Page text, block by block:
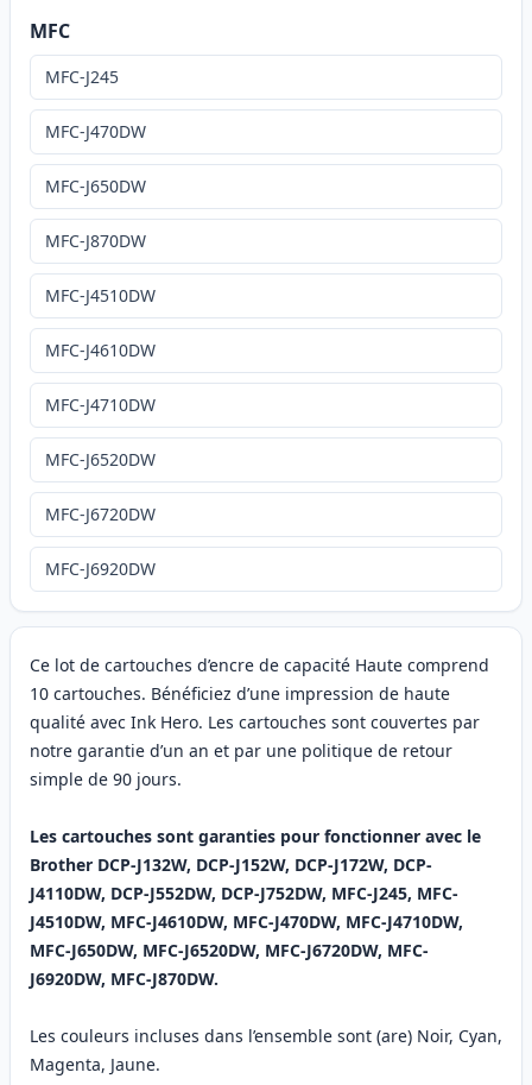
Ce lot de cartouches d’encre de capacité Haute comprend
10 cartouches. Bénéficiez d’une impression de haute
qualité avec Ink Hero. Les cartouches sont couvertes par
notre garantie d’un an et par une politique de retour
simple de 90 jours.
Les cartouches sont garanties pour fonctionner avec le
Brother DCP-J132W, DCP-J152W, DCP-J172W, DCP-
J4110DW, DCP-J552DW, DCP-J752DW, MFC-J245, MFC-
J4510DW, MFC-J4610DW, MFC-J470DW, MFC-J4710DW,
MFC-J650DW, MFC-J6520DW, MFC-J6720DW, MFC-
J6920DW, MFC-J870DW.
Les couleurs incluses dans l’ensemble sont (are) Noir, Cyan,
Magenta, Jaune.
MFC
MFC-J245
MFC-J470DW
MFC-J650DW
MFC-J870DW
MFC-J4510DW
MFC-J4610DW
MFC-J4710DW
MFC-J6520DW
MFC-J6720DW
MFC-J6920DW